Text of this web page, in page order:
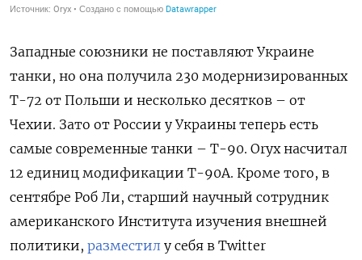
Западные союзники не поставляют Украине
танки, но она получила 230 модернизированных
Т-72 от Польши и несколько десятков – от
Чехии. Зато от России у Украины теперь есть
самые современные танки – Т-90. Oryx насчитал
12 единиц модификации Т-90А. Кроме того, в
сентябре Роб Ли, старший научный сотрудник
американского Института изучения внешней
политики, разместил у себя в Twitter